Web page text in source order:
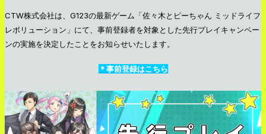
CTW株式会社は、G123の最新ゲーム「佐々木とピーちゃん ミッドライフ
レボリューション」にて、事前登録者を対象とした先行プレイキャンペー
ンの実施を決定したことをお知らせいたします。
＊事前登録はこちら